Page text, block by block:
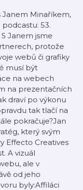
Janem Minaříkem,
53.
Janem jsme
protože
webů či grafiky
musí být
na webech
na prezentačních
draví po výkonu
tak tlačí na
pokračuje?Jan
který svým
Effecto Creatives
A vizuál
ale v
od jeho
byly:Affiláci